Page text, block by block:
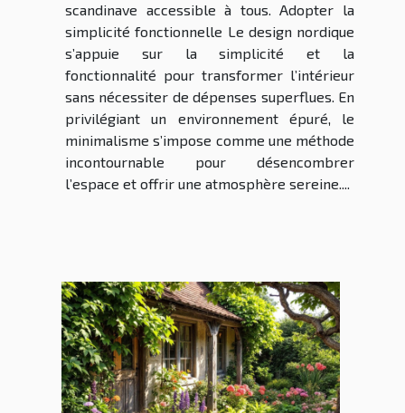
scandinave accessible à tous. Adopter la
simplicité fonctionnelle Le design nordique
s’appuie sur la simplicité et la
fonctionnalité pour transformer l’intérieur
sans nécessiter de dépenses superflues. En
privilégiant un environnement épuré, le
minimalisme s’impose comme une méthode
incontournable pour désencombrer
l’espace et offrir une atmosphère sereine....